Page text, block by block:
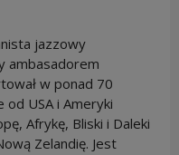
jazzowy
ambasadorem
w ponad 70
od USA i Ameryki
Afrykę, Bliski i Daleki
Zelandię. Jest